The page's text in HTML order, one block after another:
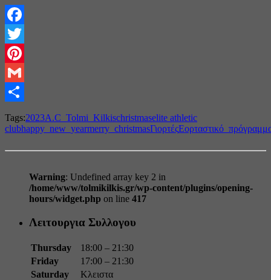
Facebook
Twitter
Pinterest
Gmail
Tags:2023A.C_Tolmi_Kilkischristmaselite athletic
clubhappy_new_yearmerry_christmasΓιορτές
Warning: Undefined array key 2 in
/home/www/tolmikilkis.gr/wp-content/plugins/opening-
hours/widget.php on line 417
Λειτουργια Συλλογου
Thursday
18:00 – 21:30
Friday
17:00 – 21:30
Saturday
Κλειστα